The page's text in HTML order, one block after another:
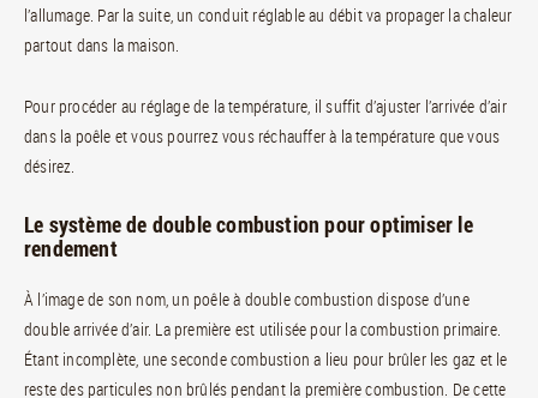
l’allumage. Par la suite, un conduit réglable au débit va propager la chaleur
partout dans la maison.
Pour procéder au réglage de la température, il suffit d’ajuster l’arrivée d’air
dans la poêle et vous pourrez vous réchauffer à la température que vous
désirez.
Le système de double combustion pour optimiser le
rendement
À l’image de son nom, un poêle à double combustion dispose d’une
double arrivée d’air. La première est utilisée pour la combustion primaire.
Étant incomplète, une seconde combustion a lieu pour brûler les gaz et le
reste des particules non brûlés pendant la première combustion. De cette